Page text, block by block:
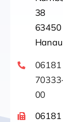
38
63450
Hanau
06181
00
06181